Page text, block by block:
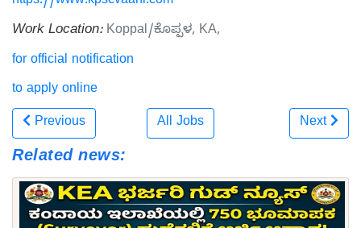
Work Location: Koppal/ಕೊಪ್ಪಳ, KA,
for official notification
to apply online
Previous
All Jobs
Next
Related news: